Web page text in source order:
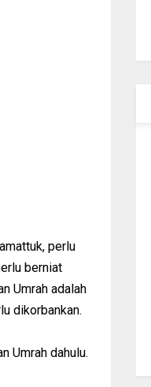
perlu
berniat
Umrah adalah
dikorbankan.
Umrah dahulu.